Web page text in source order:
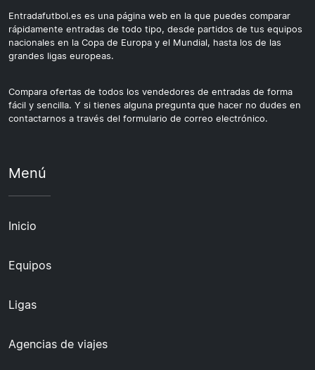
Entradafutbol.es es una página web en la que puedes comparar
rápidamente entradas de todo tipo, desde partidos de tus equipos
nacionales en la Copa de Europa y el Mundial, hasta los de las
grandes ligas europeas.
Compara ofertas de todos los vendedores de entradas de forma
fácil y sencilla. Y si tienes alguna pregunta que hacer no dudes en
contactarnos a través del formulario de correo electrónico.
Menú
Inicio
Equipos
Ligas
Agencias de viajes